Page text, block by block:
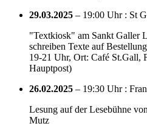
29.03.2025 – 19:00 Uhr : St
"Textkiosk" am Sankt Galler
schreiben Texte auf
19-21 Uhr, Ort: Café St.Gall,
Hauptpost)
26.02.2025 – 19:30 Uhr :
Lesung auf der Lesebühne
Mutz